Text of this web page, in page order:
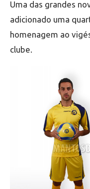
Uma das grandes
adicionado uma
homenagem ao
clube.